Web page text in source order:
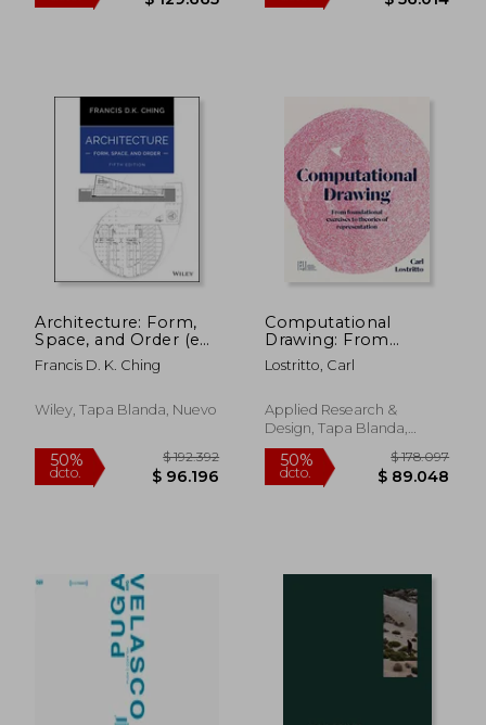
50%
dcto.
$ 259.331
$ 129.665
50%
dcto.
Architecture: Form,
Space, and Order (en
Inglés)
Francis D. K. Ching
Wiley, Tapa Blanda, Nuevo
Computational
Drawing: From
Foundational
Exercises to Theories
(en Inglés)
Lostritto, Carl
Applied Research &
Design, Tapa Blanda,
Nuevo